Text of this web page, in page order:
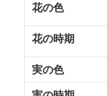
花の色
花の時期
実の色